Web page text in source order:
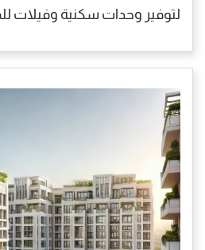
لتوفير وحدات سكنية وفيلات